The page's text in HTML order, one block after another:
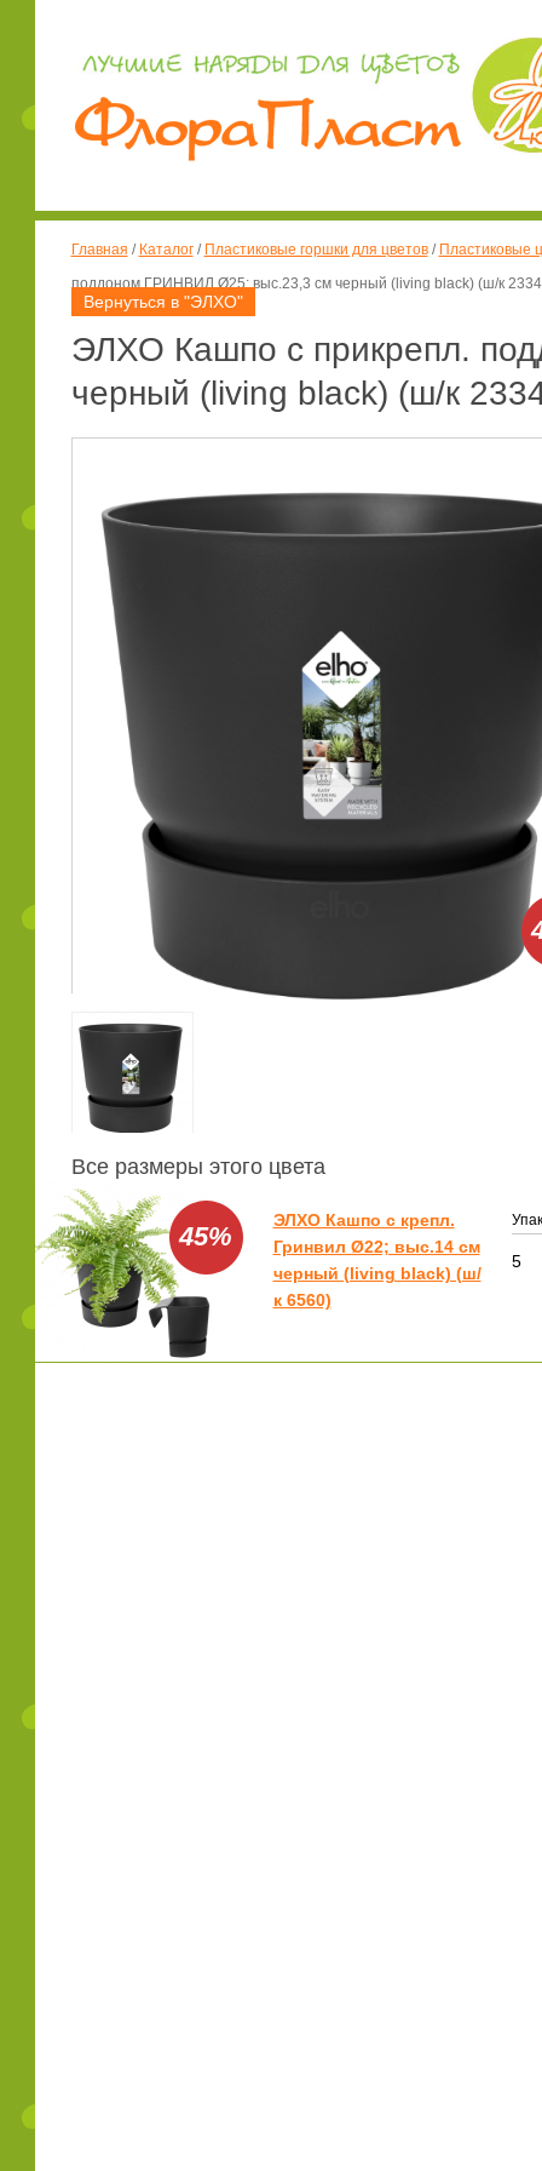
Главная / Каталог/ Пластиковые горшки для цветов/ Пластиковые
поддоном ГРИНВИЛ Ø25; выс.23,3 см черный (living black) (ш/к
Вернуться в "ЭЛХО"
ЭЛХО Кашпо с прикрепл.
черный (living black) (ш/к
Все размеры этого цвета
45%
ЭЛХО Кашпо с крепл.
Гринвил Ø22; выс.14 см
черный (living black) (ш/
к 6560)
5